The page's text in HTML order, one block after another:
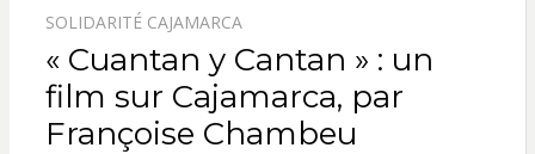
SOLIDARITÉ CAJAMARCA
« Cuantan y Cantan » : un
film sur Cajamarca, par
Françoise Chambeu